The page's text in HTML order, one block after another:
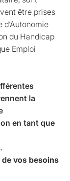
être prises
d’Autonomie
du Handicap
Emploi
la
en tant que
vos besoins